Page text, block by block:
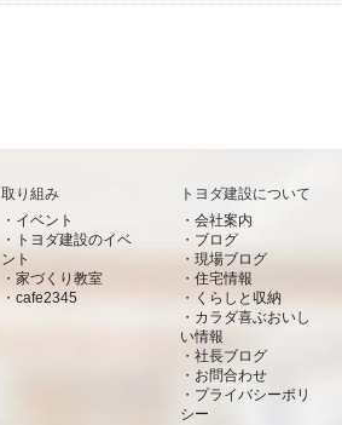
取り組み
イベント
トヨダ建設のイベ
ント
家づくり教室
cafe2345
トヨダ建設について
会社案内
ブログ
現場ブログ
住宅情報
くらしと収納
カラダ喜ぶおいし
い情報
社長ブログ
お問合わせ
プライバシーポリ
シー